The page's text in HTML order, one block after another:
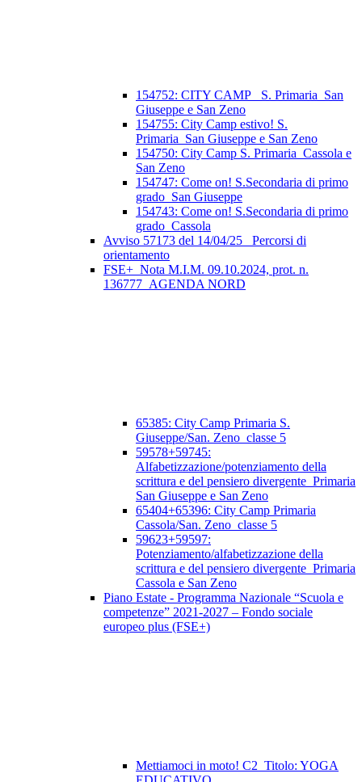
154752: CITY CAMP_ S. Primaria_San
Giuseppe e San Zeno
154755: City Camp estivo! S.
Primaria_San Giuseppe e San Zeno
154750: City Camp S. Primaria_Cassola e
San Zeno
154747: Come on! S.Secondaria di primo
grado_San Giuseppe
154743: Come on! S.Secondaria di primo
grado_Cassola
Avviso 57173 del 14/04/25_ Percorsi di
orientamento
FSE+_Nota M.I.M. 09.10.2024, prot. n.
136777_AGENDA NORD
65385: City Camp Primaria S.
Giuseppe/San. Zeno_classe 5
59578+59745:
Alfabetizzazione/potenziamento della
scrittura e del pensiero divergente_Primaria
San Giuseppe e San Zeno
65404+65396: City Camp Primaria
Cassola/San. Zeno_classe 5
59623+59597:
Potenziamento/alfabetizzazione della
scrittura e del pensiero divergente_Primaria
Cassola e San Zeno
Piano Estate - Programma Nazionale “Scuola e
competenze” 2021-2027 – Fondo sociale
europeo plus (FSE+)
Mettiamoci in moto! C2_Titolo: YOGA